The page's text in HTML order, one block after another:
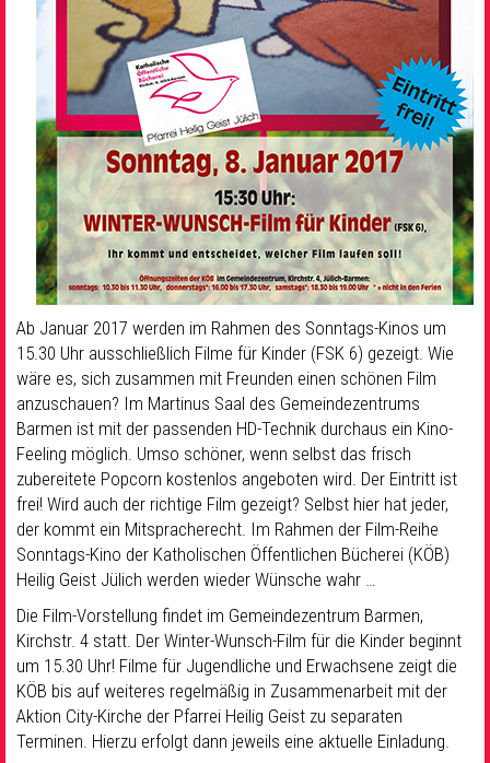
Ab Januar 2017 werden im Rahmen des Sonntags-Kinos um
15.30 Uhr ausschließlich Filme für Kinder (FSK 6) gezeigt. Wie
wäre es, sich zusammen mit Freunden einen schönen Film
anzuschauen? Im Martinus Saal des Gemeindezentrums
Barmen ist mit der passenden HD-Technik durchaus ein Kino-
Feeling möglich. Umso schöner, wenn selbst das frisch
zubereitete Popcorn kostenlos angeboten wird. Der Eintritt ist
frei! Wird auch der richtige Film gezeigt? Selbst hier hat jeder,
der kommt ein Mitspracherecht. Im Rahmen der Film-Reihe
Sonntags-Kino der Katholischen Öffentlichen Bücherei (KÖB)
Heilig Geist Jülich werden wieder Wünsche wahr …
Die Film-Vorstellung findet im Gemeindezentrum Barmen,
Kirchstr. 4 statt. Der Winter-Wunsch-Film für die Kinder beginnt
um 15.30 Uhr! Filme für Jugendliche und Erwachsene zeigt die
KÖB bis auf weiteres regelmäßig in Zusammenarbeit mit der
Aktion City-Kirche der Pfarrei Heilig Geist zu separaten
Terminen. Hierzu erfolgt dann jeweils eine aktuelle Einladung.